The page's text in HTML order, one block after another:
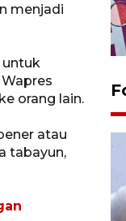
menjadi
untuk
orang lain.
atau
tabayun,